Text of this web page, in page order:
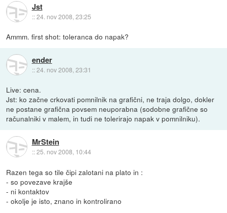
Jst
::24. nov 2008, 23:25
Ammm. first shot: toleranca do napak?
ender
::24. nov 2008, 23:31
Live: cena.
Jst: ko začne crkovati pomnilnik na grafični, ne traja dolgo, dokler
ne postane grafična povsem neuporabna (sodobne grafične so
računalniki v malem, in tudi ne tolerirajo napak v pomnilniku).
MrStein
::25. nov 2008, 10:44
Razen tega so tile čipi zalotani na plato in :
- so povezave krajše
- ni kontaktov
- okolje je isto, znano in kontrolirano